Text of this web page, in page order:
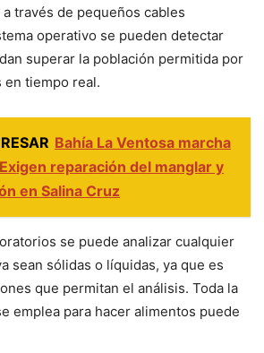
través de pequeños cables
operativo se pueden detectar
superar la población permitida por
en tiempo real.
Bahía La Ventosa marcha
reparación del manglar y
en Salina Cruz
se puede analizar cualquier
sean sólidas o líquidas, ya que es
que permitan el análisis. Toda la
emplea para hacer alimentos puede